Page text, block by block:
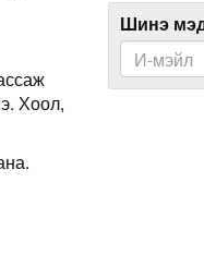
Хоол,
Шинэ